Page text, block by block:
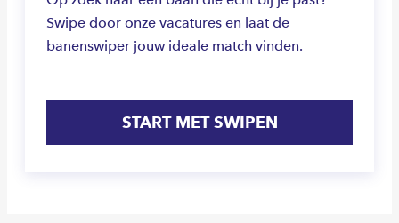
Swipe door onze vacatures en laat de
banenswiper jouw ideale match vinden.
START MET SWIPEN